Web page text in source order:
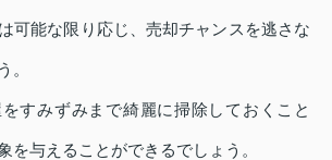
可能な限り応じ、売却チャンスを逃さな
。
すみずみまで綺麗に掃除しておくこと
を与えることができるでしょう。